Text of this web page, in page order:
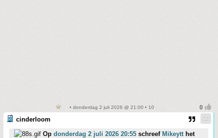
• donderdag 2 juli 2026 @ 21:00 • 10
cinderloom
Op donderdag 2 juli 2026 20:55 schreef Mikeytt het